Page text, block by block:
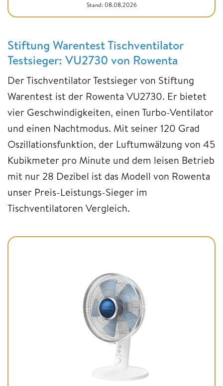
Stand: 08.08.2026
Stiftung Warentest Tischventilator
Testsieger: VU2730 von Rowenta
Der Tischventilator Testsieger von Stiftung
Warentest ist der Rowenta VU2730. Er bietet
vier Geschwindigkeiten, einen Turbo-Ventilator
und einen Nachtmodus. Mit seiner 120 Grad
Oszillationsfunktion, der Luftumwälzung von 45
Kubikmeter pro Minute und dem leisen Betrieb
mit nur 28 Dezibel ist das Modell von Rowenta
unser Preis-Leistungs-Sieger im
Tischventilatoren Vergleich.